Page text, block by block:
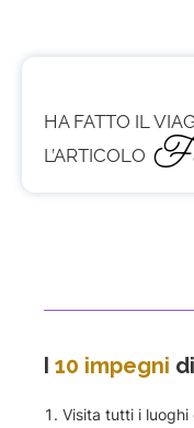
HA FATTO IL
L’ARTICOLO
I 10 impegni
Visita tutti i luoghi